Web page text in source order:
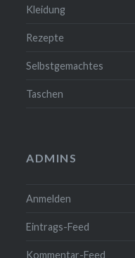
Kleidung
Rezepte
Selbstgemachtes
Taschen
ADMINS
Anmelden
Eintrags-Feed
Kommentar-Feed